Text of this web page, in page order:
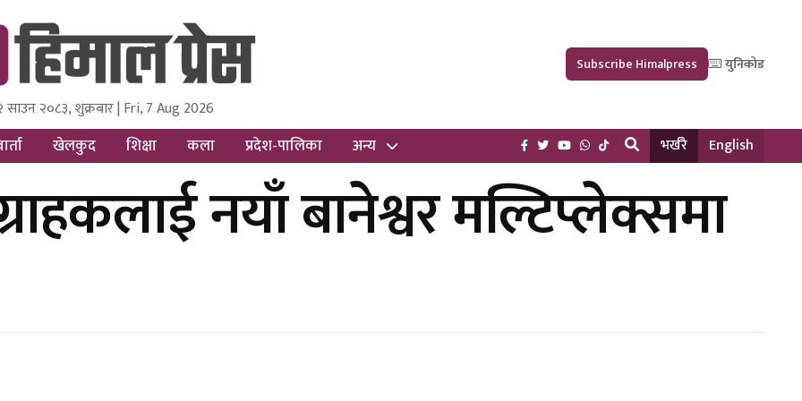
Media and Research Pvt Ltd.
साउन २०८३, शुक्रबार | Fri, 7 Aug 2026
Subscribe Himalpress युनिकोड
खेलकुद शिक्षा कला प्रदेश-पालिका अन्य भर्खरै English
नयाँ बानेश्वर मल्टिप्लेक्समा